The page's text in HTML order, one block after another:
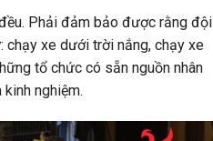
Phải đảm bảo được rằng đội
chạy xe dưới trời nắng, chạy xe
tổ chức có sẵn nguồn nhân
nghiệm.